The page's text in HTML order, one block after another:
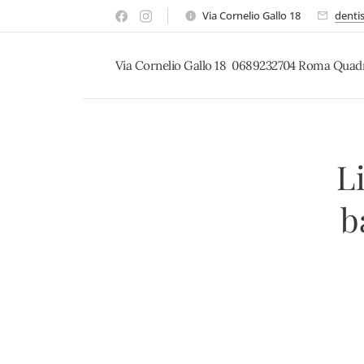
Via Cornelio Gallo 18
Via Cornelio Gallo 18 0689232704 Roma